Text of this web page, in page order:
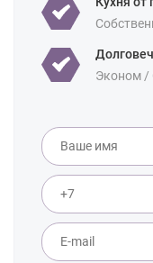
Уточнение по
фасаду:
Эконом /